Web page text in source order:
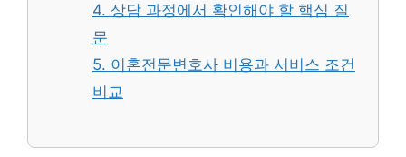
4. 상담 과정에서 확인해야 할 핵심 질
문
5. 이혼전문변호사 비용과 서비스 조건
비교